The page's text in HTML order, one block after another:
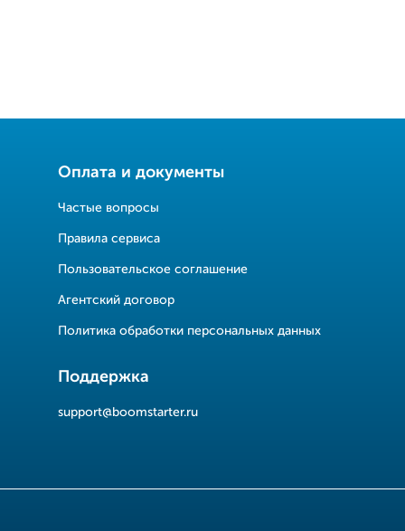
Оплата и документы
Частые вопросы
Правила сервиса
Пользовательское соглашение
Агентский договор
Политика обработки персональных данных
Поддержка
support@boomstarter.ru